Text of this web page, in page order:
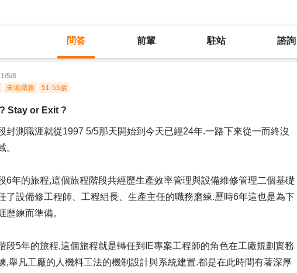
問答 前輩 駐站 諮詢
5/8
未填職務 51-55歲
Stay or Exit ?
封測職涯就從1997 5/5那天開始到今天已經24年.一路下來從一而終沒
。
6年的旅程,這個旅程階段共經歷生產效率管理與設備維修管理二個基礎
了設備修工程師、工程組長、生產主任的職務磨練.歷時6年這也是為下
歷練而準備。
段5年的旅程,這個旅程就是轉任到IE專案工程師的角色在工廠規劃實務
,舉凡工廠的人機料工法的機制設計與系統建置.都是在此時間有著深厚